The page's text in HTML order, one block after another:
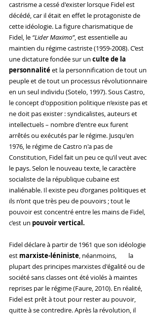
castrisme a cessé d'exister lorsque Fidel est
décédé, car il était en effet le protagoniste de
cette idéologie. La figure charismatique de
Fidel, le “Lider Maximo”, est essentielle au
maintien du régime castriste (1959-2008). C’est
une dictature fondée sur un culte de la
personnalité et la personnification de tout un
peuple et de tout un processus révolutionnaire
en un seul individu (Sotelo, 1997). Sous Castro,
le concept d'opposition politique n’existe pas et
ne doit pas exister : syndicalistes, auteurs et
intellectuels – nombre d'entre eux furent
arrêtés ou exécutés par le régime. Jusqu'en
1976, le régime de Castro n'a pas de
Constitution, Fidel fait un peu ce qu’il veut avec
le pays. Selon le nouveau texte, le caractère
socialiste de la république cubaine est
inaliénable. Il existe peu d’organes politiques et
ils n’ont que très peu de pouvoirs ; tout le
pouvoir est concentré entre les mains de Fidel,
c’est un pouvoir vertical.
Fidel déclare à partir de 1961 que son idéologie
est marxiste-léniniste, néanmoins,        la
plupart des principes marxistes d'égalité ou de
société sans classes ont été violés à maintes
reprises par le régime (Faure, 2010). En réalité,
Fidel est prêt à tout pour rester au pouvoir,
quitte à se contredire. Après la révolution, il